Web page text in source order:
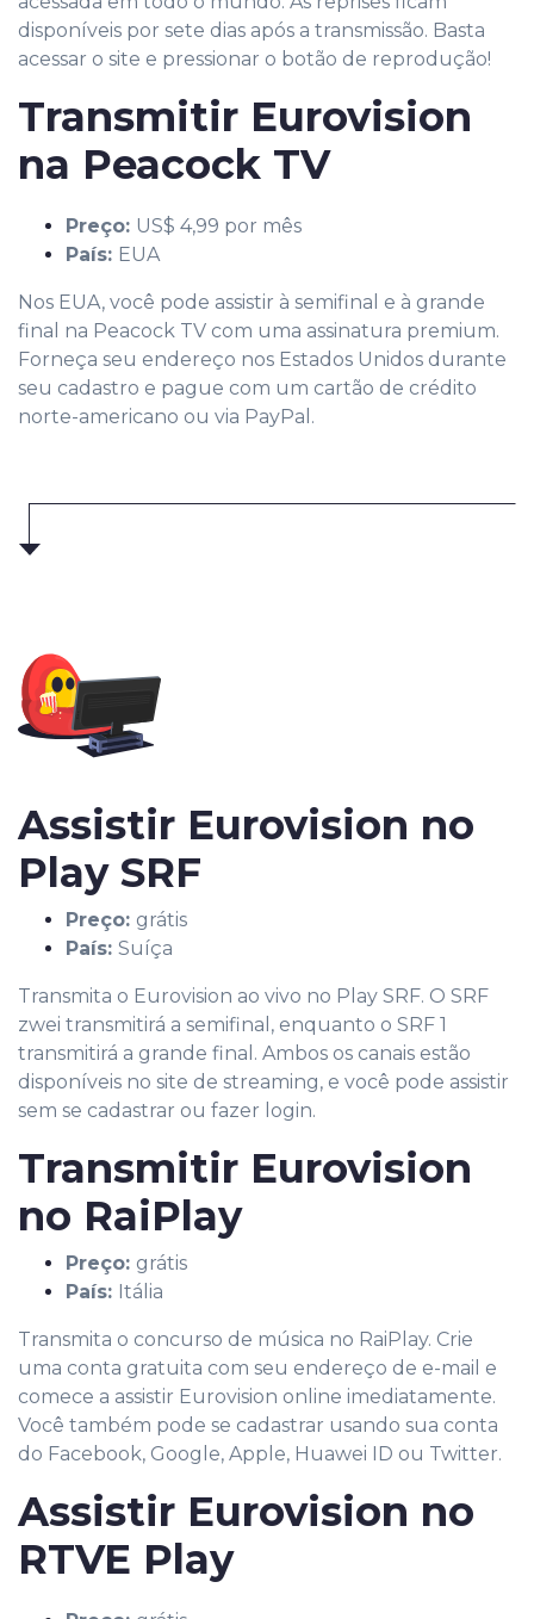
disponíveis por sete dias após a transmissão. Basta
acessar o site e pressionar o botão de reprodução!
Transmitir Eurovision
na Peacock TV
Preço: US$ 4,99 por mês
País: EUA
Nos EUA, você pode assistir à semifinal e à grande
final na Peacock TV com uma assinatura premium.
Forneça seu endereço nos Estados Unidos durante
seu cadastro e pague com um cartão de crédito
norte-americano ou via PayPal.
Assistir Eurovision no
Play SRF
Preço: grátis
País: Suíça
Transmita o Eurovision ao vivo no Play SRF. O SRF
zwei transmitirá a semifinal, enquanto o SRF 1
transmitirá a grande final. Ambos os canais estão
disponíveis no site de streaming, e você pode assistir
sem se cadastrar ou fazer login.
Transmitir Eurovision
no RaiPlay
Preço: grátis
País: Itália
Transmita o concurso de música no RaiPlay. Crie
uma conta gratuita com seu endereço de e-mail e
comece a assistir Eurovision online imediatamente.
Você também pode se cadastrar usando sua conta
do Facebook, Google, Apple, Huawei ID ou Twitter.
Assistir Eurovision no
RTVE Play